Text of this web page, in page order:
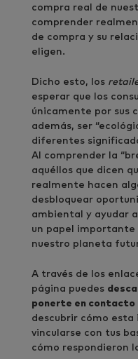
compra real de
comprender
de compra y su
eligen.
Dicho esto, los
esperar que los
únicamente por sus
además, ser
diferentes
Al comprender la
aquéllos que dicen
realmente hacen
desbloquear
ambiental y ayudar
un papel importante
nuestro planeta
A través de los
página puedes
ponerte en contacto
descubrir cómo
vincularse con tus
cómo respondieron